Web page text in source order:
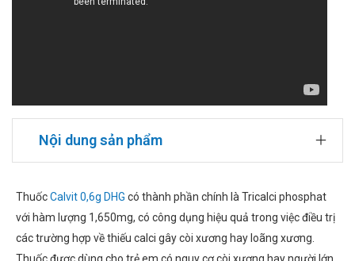
Nội dung sản phẩm
ThuốcCalvit 0,6g DHG có thành phần chính là Tricalci phosphat
với hàm lượng 1,650mg, có công dụng hiệu quả trong việc điều trị
các trường hợp về thiếu calci gây còi xương hay loãng xương.